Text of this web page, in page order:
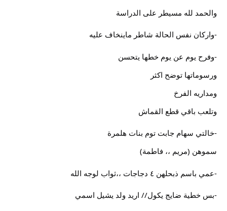
والحمد لله مسيطر على الدراسة
-واركان نفس الحالة شاطر ماينخاف عليه
-وفرح يوم عن يوم خطها يتحسن
ورسوماتها توضح اكثر
ومداريه الفرخ
وتلعب باقي قطع القماش
-خالتي سهام جابت توم بنات هلمرة
سموهن (مريم ،، فاطمة)
-عمي باسم ذبحلهن ٤ دجاجات ،،ثواب لوجه الله
-بس خطية ضايج يكول// اريد ولد يشيل اسمي